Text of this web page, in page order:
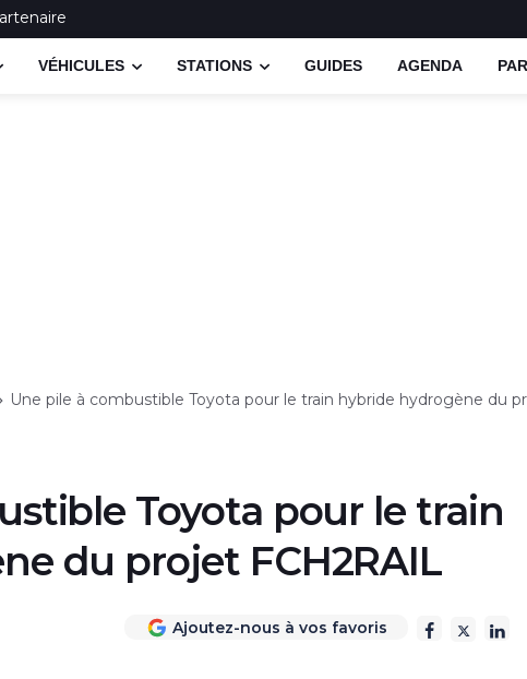
VÉHICULES STATIONS GUIDES AGENDA
Une pile à combustible Toyota pour le train hybride hydrogène du
Toyota pour le train
du projet FCH2RAIL
Ajoutez-nous à vos favoris